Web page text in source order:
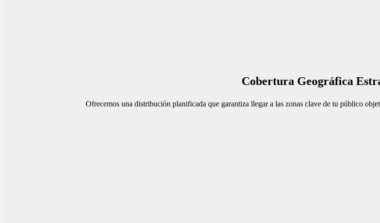
Cobertura Geográfica
Ofrecemos una distribución planificada que garantiza llegar a las zonas clave de tu público